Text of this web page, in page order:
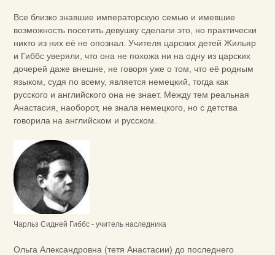
Все близко знавшие императорскую семью и имевшие
возможность посетить девушку сделали это, но практически
никто из них её не опознал. Учителя царских детей Жильяр
и Гиббс уверяли, что она не похожа ни на одну из царских
дочерей даже внешне, не говоря уже о том, что её родным
языком, судя по всему, является немецкий, тогда как
русского и английского она не знает. Между тем реальная
Анастасия, наоборот, не знала немецкого, но с детства
говорила на английском и русском.
Чарльз Сидней Гиббс - учитель наследника
Ольга Александровна (тетя Анастасии) до последнего